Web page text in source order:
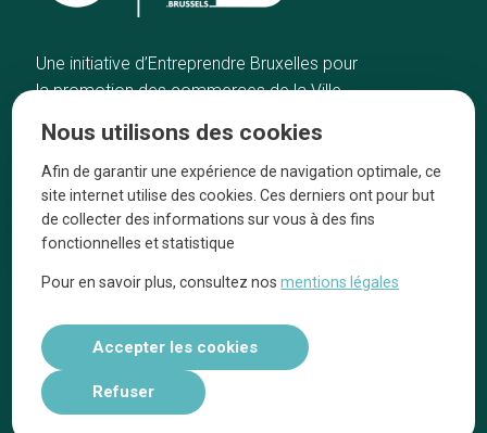
Une initiative d’Entreprendre Bruxelles pour
la promotion des commerces de la Ville
Accueil
Bonnes adresses
Quartiers
Blog
Tops 10
Artisans
A propos
On parle de nous
Nous utilisons des cookies
Afin de garantir une expérience de navigation optimale, ce
site internet utilise des cookies. Ces derniers ont pour but
de collecter des informations sur vous à des fins
fonctionnelles et statistique
Pour en savoir plus, consultez nosmentions légales
Accepter les cookies
Refuser